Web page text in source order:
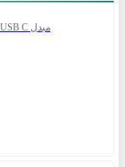
مبدل USB Cبه DUALL HDMI یوگرین CM866 65145